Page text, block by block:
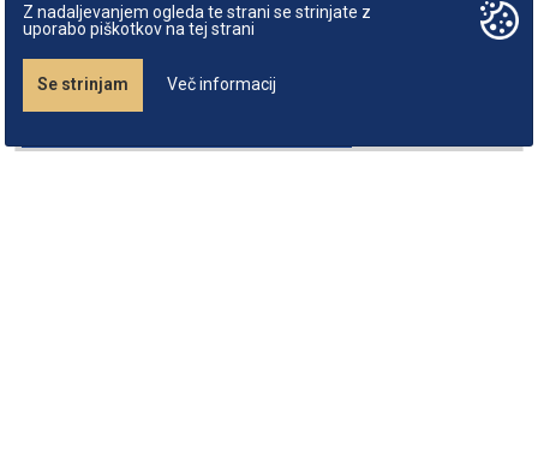
Z nadaljevanjem ogleda te strani se strinjate z
uporabo piškotkov na tej strani
Se strinjam Več informacij